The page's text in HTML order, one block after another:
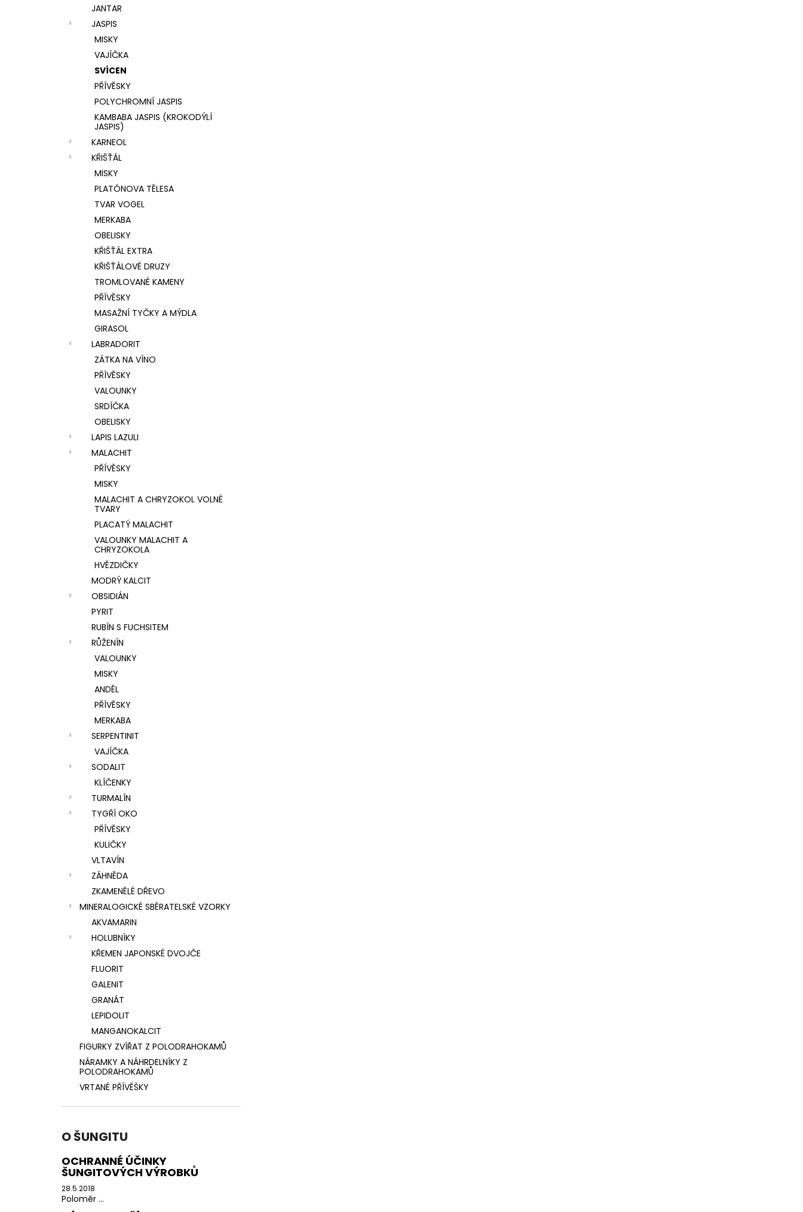
JANTAR
JASPIS
MISKY
VAJÍČKA
SVÍCEN
PŘÍVĚSKY
POLYCHROMNÍ JASPIS
KAMBABA JASPIS (KROKODÝLÍ
JASPIS)
KARNEOL
KŘIŠŤÁL
MISKY
PLATÓNOVA TĚLESA
TVAR VOGEL
MERKABA
OBELISKY
KŘIŠŤÁL EXTRA
KŘIŠŤÁLOVÉ DRUZY
TROMLOVANÉ KAMENY
PŘÍVĚSKY
MASAŽNÍ TYČKY A MÝDLA
GIRASOL
LABRADORIT
ZÁTKA NA VÍNO
PŘÍVĚSKY
VALOUNKY
SRDÍČKA
OBELISKY
LAPIS LAZULI
MALACHIT
PŘÍVĚSKY
MISKY
MALACHIT A CHRYZOKOL VOLNÉ
TVARY
PLACATÝ MALACHIT
VALOUNKY MALACHIT A
CHRYZOKOLA
HVĚZDIČKY
MODRÝ KALCIT
OBSIDIÁN
PYRIT
RUBÍN S FUCHSITEM
RŮŽENÍN
VALOUNKY
MISKY
ANDĚL
PŘÍVĚSKY
MERKABA
SERPENTINIT
VAJÍČKA
SODALIT
KLÍČENKY
TURMALÍN
TYGŘÍ OKO
PŘÍVĚSKY
KULIČKY
VLTAVÍN
ZÁHNĚDA
ZKAMENĚLÉ DŘEVO
MINERALOGICKÉ SBĚRATELSKÉ VZORKY
AKVAMARIN
HOLUBNÍKY
KŘEMEN JAPONSKÉ DVOJČE
FLUORIT
GALENIT
GRANÁT
LEPIDOLIT
MANGANOKALCIT
FIGURKY ZVÍŘAT Z POLODRAHOKAMŮ
NÁRAMKY A NÁHRDELNÍKY Z
POLODRAHOKAMŮ
VRTANÉ PŘÍVĚŠKY
O ŠUNGITU
OCHRANNÉ ÚČINKY
ŠUNGITOVÝCH VÝROBKŮ
28.5.2018
Poloměr ...